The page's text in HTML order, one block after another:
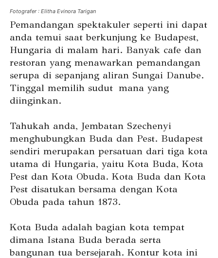
Fotografer : Elitha Evinora Tarigan
Pemandangan spektakuler seperti ini dapat
anda temui saat berkunjung ke Budapest,
Hungaria di malam hari. Banyak cafe dan
restoran yang menawarkan pemandangan
serupa di sepanjang aliran Sungai Danube.
Tinggal memilih sudut mana yang
diinginkan.
Tahukah anda, Jembatan Szechenyi
menghubungkan Buda dan Pest. Budapest
sendiri merupakan persatuan dari tiga kota
utama di Hungaria, yaitu Kota Buda, Kota
Pest dan Kota Obuda. Kota Buda dan Kota
Pest disatukan bersama dengan Kota
Obuda pada tahun 1873.
Kota Buda adalah bagian kota tempat
dimana Istana Buda berada serta
bangunan tua bersejarah. Kontur kota ini